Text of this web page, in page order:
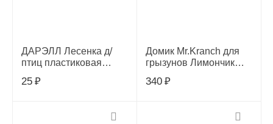
ДАРЭЛЛ Лесенка д/
птиц пластиковая
25 ₽
Домик Mr.Kranch для
грызунов Лимончик
340 ₽